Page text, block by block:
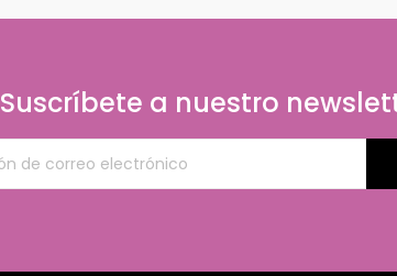
Suscríbete a nuestro